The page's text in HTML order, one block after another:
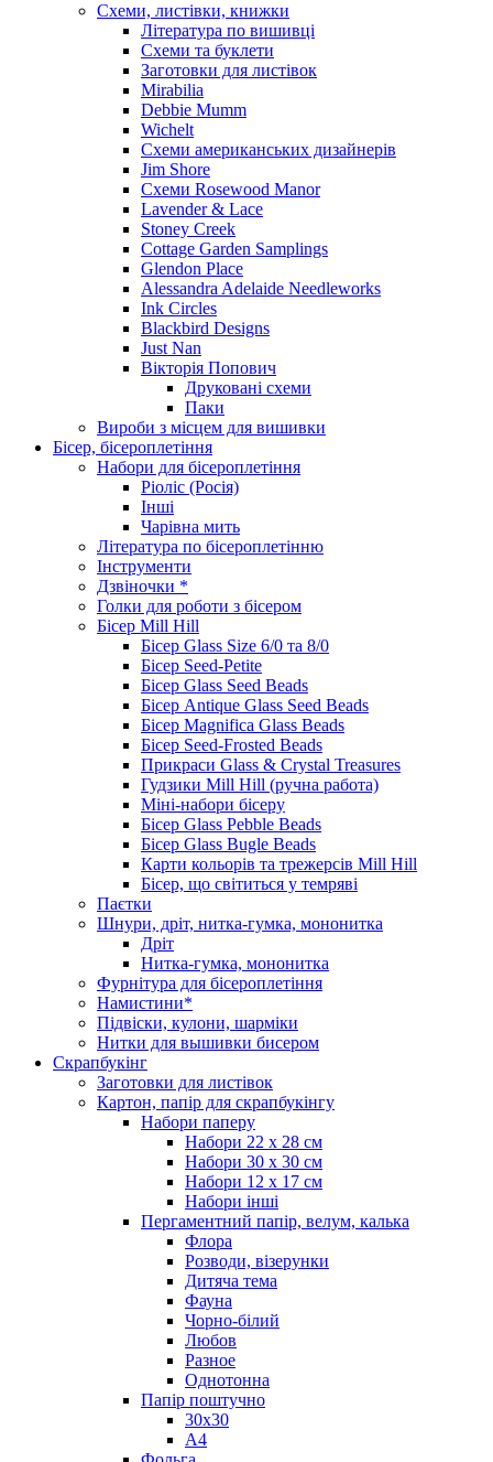
Схеми, листівки, книжки
Література по вишивці
Схеми та буклети
Заготовки для листівок
Mirabilia
Debbie Mumm
Wichelt
Схеми американських дизайнерів
Jim Shore
Cхеми Rosewood Manor
Lavender & Lace
Stoney Creek
Cottage Garden Samplings
Glendon Place
Alessandra Adelaide Needleworks
Ink Circles
Blackbird Designs
Just Nan
Вікторія Попович
Друковані схеми
Паки
Вироби з місцем для вишивки
Бісер, бісероплетіння
Набори для бісероплетіння
Ріоліс (Росія)
Інші
Чарівна мить
Література по бісероплетінню
Інструменти
Дзвіночки *
Голки для роботи з бісером
Бісер Mill Hill
Бісер Glass Size 6/0 та 8/0
Бісер Seed-Petite
Бісер Glass Seed Beads
Бісер Antique Glass Seed Beads
Бісер Magnifica Glass Beads
Бісер Seed-Frosted Beads
Прикраси Glass & Crystal Treasures
Гудзики Mill Hill (ручна работа)
Міні-набори бісеру
Бісер Glass Pebble Beads
Бісер Glass Bugle Beads
Карти кольорів та трежерсів Mill Hill
Бісер, що світиться у темряві
Паєтки
Шнури, дріт, нитка-гумка, мононитка
Дріт
Нитка-гумка, мононитка
Фурнітура для бісероплетіння
Намистини*
Підвіски, кулони, шарміки
Нитки для вышивки бисером
Скрапбукінг
Заготовки для листівок
Картон, папір для скрапбукінгу
Набори паперу
Набори 22 х 28 см
Набори 30 х 30 см
Набори 12 х 17 см
Набори інші
Пергаментний папір, велум, калька
Флора
Розводи, візерунки
Дитяча тема
Фауна
Чорно-білий
Любов
Разное
Однотонна
Папір поштучно
30х30
А4